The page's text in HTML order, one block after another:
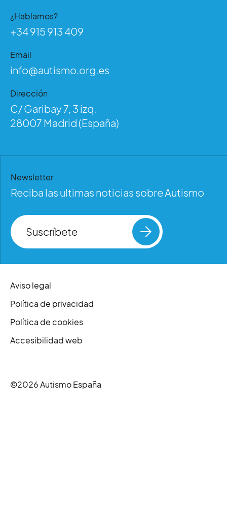
¿Hablamos?
+34 915 913 409
Email
info@autismo.org.es
Dirección
C/ Garibay 7, 3 izq.
28007 Madrid (España)
Newsletter
Reciba las ultimas noticias sobre Autismo
Suscríbete
Aviso legal
Política de privacidad
Política de cookies
Accesibilidad web
©2026 Autismo España